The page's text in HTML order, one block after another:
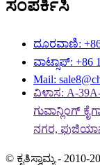
ಸಂಪರ್ಕಿಸಿ
ದೂರವಾಣಿ: +86
ವಾಟ್ಸಾಪ್: +86
Mail:
ವಿಳಾಸ: A-
ಗುವಾನ್ಲಿಂಗ್
ನಗರ,
© ಕೃತಿಸ್ವಾಮ್ಯ - 2010-